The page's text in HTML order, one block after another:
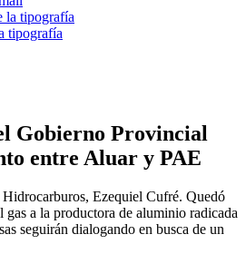
la tipografía
tipografía
Gobierno Provincial
entre Aluar y PAE
Ezequiel Cufré. Quedó
gas a la productora de aluminio radicada
seguirán dialogando en busca de un